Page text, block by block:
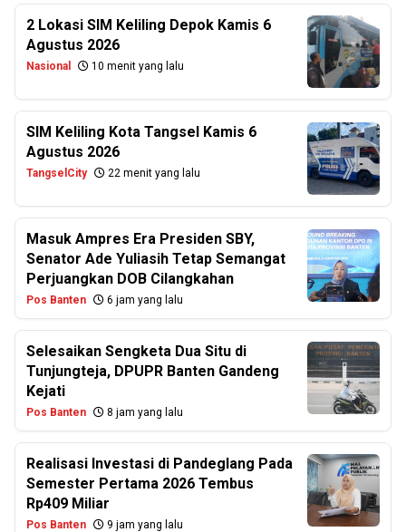
2 Lokasi SIM Keliling Depok Kamis 6
Agustus 2026
Nasional 10 menit yang lalu
SIM Keliling Kota Tangsel Kamis 6
Agustus 2026
TangselCity 22 menit yang lalu
Masuk Ampres Era Presiden SBY,
Senator Ade Yuliasih Tetap Semangat
Perjuangkan DOB Cilangkahan
Pos Banten 6 jam yang lalu
Selesaikan Sengketa Dua Situ di
Tunjungteja, DPUPR Banten Gandeng
Kejati
Pos Banten 8 jam yang lalu
Realisasi Investasi di Pandeglang Pada
Semester Pertama 2026 Tembus
Rp409 Miliar
Pos Banten 9 jam yang lalu